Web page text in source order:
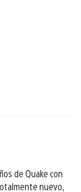
de Quake con
nuevo,